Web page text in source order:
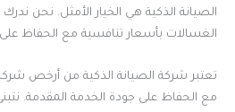
الصيانة الذكية هي الخيار الأمثل. نحن
الغسالات بأسعار تنافسية مع الحفاظ
تعتبر شركة الصيانة الذكية من أرخص
مع الحفاظ على جودة الخدمة المقدمة.